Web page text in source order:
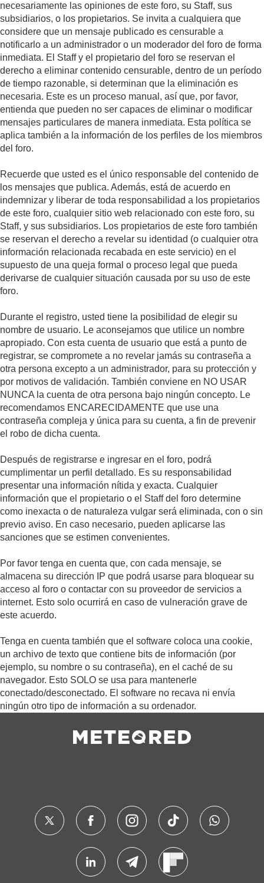
necesariamente las opiniones de este foro, su Staff, sus
subsidiarios, o los propietarios. Se invita a cualquiera que
considere que un mensaje publicado es censurable a
notificarlo a un administrador o un moderador del foro de forma
inmediata. El Staff y el propietario del foro se reservan el
derecho a eliminar contenido censurable, dentro de un período
de tiempo razonable, si determinan que la eliminación es
necesaria. Este es un proceso manual, así que, por favor,
entienda que pueden no ser capaces de eliminar o modificar
mensajes particulares de manera inmediata. Esta política se
aplica también a la información de los perfiles de los miembros
del foro.
Recuerde que usted es el único responsable del contenido de
los mensajes que publica. Además, está de acuerdo en
indemnizar y liberar de toda responsabilidad a los propietarios
de este foro, cualquier sitio web relacionado con este foro, su
Staff, y sus subsidiarios. Los propietarios de este foro también
se reservan el derecho a revelar su identidad (o cualquier otra
información relacionada recabada en este servicio) en el
supuesto de una queja formal o proceso legal que pueda
derivarse de cualquier situación causada por su uso de este
foro.
Durante el registro, usted tiene la posibilidad de elegir su
nombre de usuario. Le aconsejamos que utilice un nombre
apropiado. Con esta cuenta de usuario que está a punto de
registrar, se compromete a no revelar jamás su contraseña a
otra persona excepto a un administrador, para su protección y
por motivos de validación. También conviene en NO USAR
NUNCA la cuenta de otra persona bajo ningún concepto. Le
recomendamos ENCARECIDAMENTE que use una
contraseña compleja y única para su cuenta, a fin de prevenir
el robo de dicha cuenta.
Después de registrarse e ingresar en el foro, podrá
cumplimentar un perfil detallado. Es su responsabilidad
presentar una información nítida y exacta. Cualquier
información que el propietario o el Staff del foro determine
como inexacta o de naturaleza vulgar será eliminada, con o sin
previo aviso. En caso necesario, pueden aplicarse las
sanciones que se estimen convenientes.
Por favor tenga en cuenta que, con cada mensaje, se
almacena su dirección IP que podrá usarse para bloquear su
acceso al foro o contactar con su proveedor de servicios a
internet. Esto solo ocurrirá en caso de vulneración grave de
este acuerdo.
Tenga en cuenta también que el software coloca una cookie,
un archivo de texto que contiene bits de información (por
ejemplo, su nombre o su contraseña), en el caché de su
navegador. Esto SOLO se usa para mantenerle
conectado/desconectado. El software no recava ni envía
ningún otro tipo de información a su ordenador.